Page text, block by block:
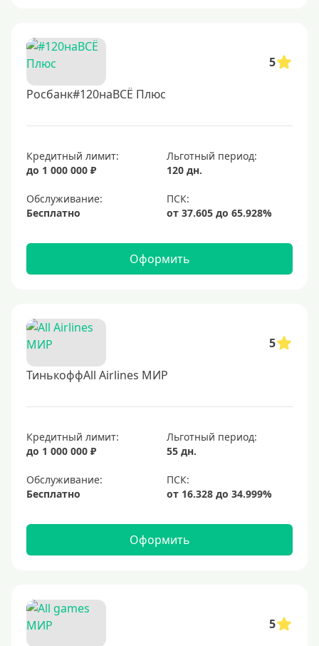
5
Росбанк#120наВСЁ Плюс
Кредитный лимит:
до 1 000 000 ₽
Льготный период:
120 дн.
Обслуживание:
Бесплатно
Оформить
5
ТинькоффAll Airlines МИР
Кредитный лимит:
до 1 000 000 ₽
Льготный период:
55 дн.
Обслуживание:
Бесплатно
Оформить
5